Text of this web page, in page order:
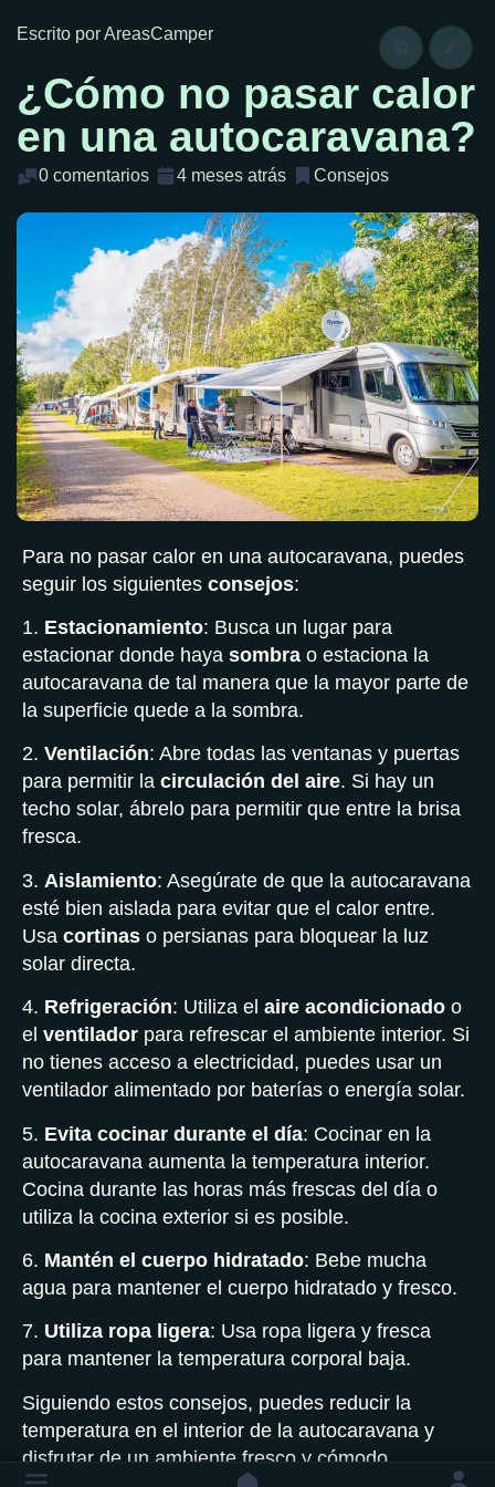
Escrito por AreasCamper
¿Cómo no pasar calor
en una autocaravana?
0 comentarios 4 meses atrás Consejos
Para no pasar calor en una autocaravana, puedes
seguir los siguientes consejos:
1. Estacionamiento: Busca un lugar para
estacionar donde haya sombra o estaciona la
autocaravana de tal manera que la mayor parte de
la superficie quede a la sombra.
2. Ventilación: Abre todas las ventanas y puertas
para permitir la circulación del aire. Si hay un
techo solar, ábrelo para permitir que entre la brisa
fresca.
3. Aislamiento: Asegúrate de que la autocaravana
esté bien aislada para evitar que el calor entre.
Usa cortinas o persianas para bloquear la luz
solar directa.
4. Refrigeración: Utiliza el aire acondicionado o
el ventilador para refrescar el ambiente interior. Si
no tienes acceso a electricidad, puedes usar un
ventilador alimentado por baterías o energía solar.
5. Evita cocinar durante el día: Cocinar en la
autocaravana aumenta la temperatura interior.
Cocina durante las horas más frescas del día o
utiliza la cocina exterior si es posible.
6. Mantén el cuerpo hidratado: Bebe mucha
agua para mantener el cuerpo hidratado y fresco.
7. Utiliza ropa ligera: Usa ropa ligera y fresca
para mantener la temperatura corporal baja.
Siguiendo estos consejos, puedes reducir la
temperatura en el interior de la autocaravana y
disfrutar de un ambiente fresco y cómodo.